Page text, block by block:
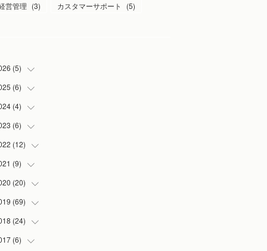
営管理 (3) カスタマーサポート (5)
(5)
(
)
(
)
(
)
(1
(6)
(
)
(
)
(3
(
)
(4)
(
)
(1
(
)
(1
(6)
(2
(
)
(3
(12)
(
)
(1
(1
(1
(
)
(9)
(1
(2
(2
(
)
(20)
(1
(7
(
)
(69)
(20
)
(
)
(24)
(
)
(6)